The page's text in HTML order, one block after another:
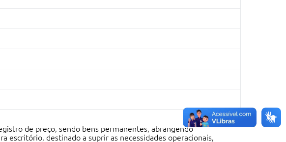
de preço, sendo bens permanentes, abrangendo
destinado a suprir as necessidades operacionais,